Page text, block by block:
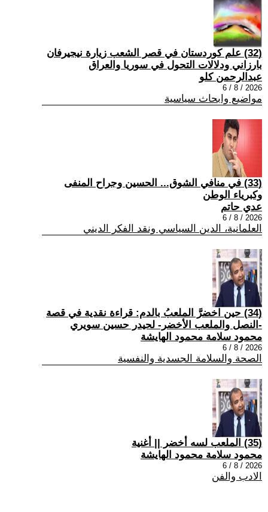
(32) علم كوردستان في قصر الشعب زيارة نيجيرفان
بارزاني ودلالات التحول في سوريا والعراق
عبدالرحمن كلو
2026 / 8 / 6
مواضيع وابحاث سياسية
(33) في منافي الشوق... الحسين وجراح المنفى
وكبرياء الوطن
عدي حاتم
2026 / 8 / 6
العلمانية، الدين السياسي ونقد الفكر الديني
(34) حين اخضرَّ الملعبُ بالدم: قراءة نقدية في قصة
-النصل والملعب الأخضر- لحيدر حسين سويري
محمود سلامة محمود الهايشة
2026 / 8 / 6
الصحة والسلامة الجسدية والنفسية
(35) الملعب لسه أخضر || أغنية
محمود سلامة محمود الهايشة
2026 / 8 / 6
الادب والفن